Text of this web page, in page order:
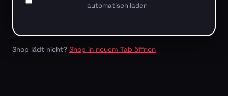
automatisch laden
Shop lädt nicht? Shop in neuem Tab öffnen